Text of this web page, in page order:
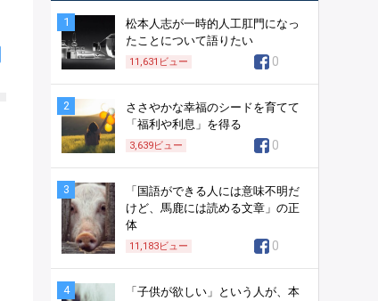
1
松本人志が一時的人工肛門になっ
たことについて語りたい
11,631 ビュー 0
2
ささやかな幸福のシードを育てて
「福利や利息」を得る
3,639ビュー 0
3
「国語ができる人には意味不明だ
けど、馬鹿には読める文章」の正
体
11,183ビュー 0
4
「子供が欲しい」という人が、本